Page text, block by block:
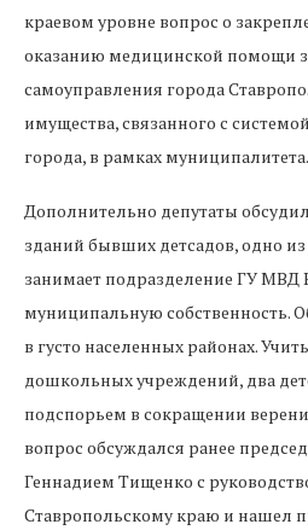
краевом уровне вопрос о
оказанию медицинской помощи
самоуправления города
имущества, связанного с
города, в рамках муниципалитета.
Дополнительно депутаты
зданий бывших детсадов, одно из
занимает подразделение ГУ МВД
муниципальную собственность.
в густо населенных районах.
дошкольных учреждений, два
подспорьем в сокращении
вопрос обсуждался ранее
Геннадием Тищенко с
Ставропольскому краю и нашел